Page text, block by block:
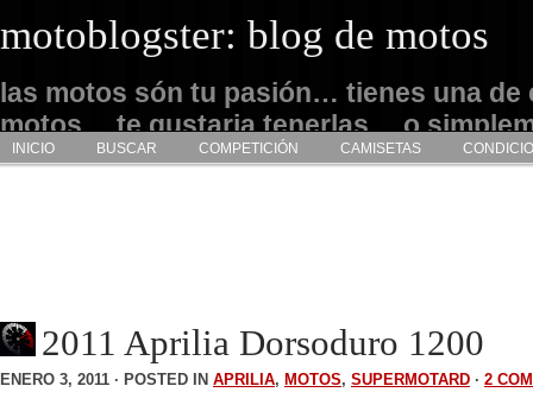
motoblogster: blog de motos
las motos són tu pasión… tienes una de
motos… te gustaria tenerlas… o
admirarlas… este es tu sitio
INICIO BUSCAR COMPETICIÓN CAMISETAS
2011 Aprilia Dorsoduro 1200
ENERO 3, 2011 · POSTED IN APRILIA, MOTOS, SUPERMOTARD · 2